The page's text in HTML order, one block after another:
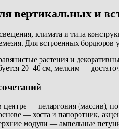
вертикальных и
климата и типа
Для встроенных
растения и
20–40 см, мелким —
центре — пеларгония (массив),
— хоста и папоротник,
модули — ампельные